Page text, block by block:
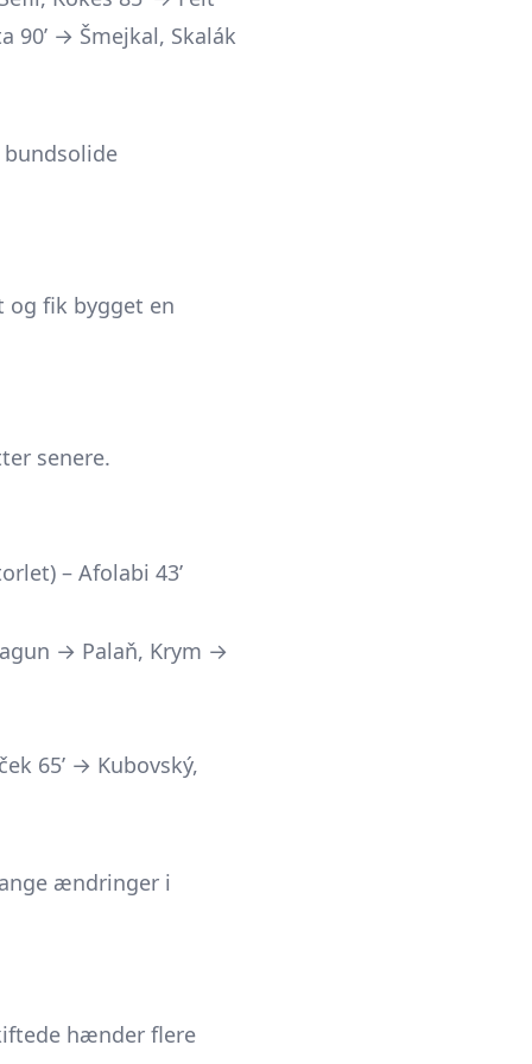
90’ → Šmejkal, Skalák
og fik bygget en
senere.
– Afolabi 43’
→ Palaň, Krym →
65’ → Kubovský,
ændringer i
hænder flere